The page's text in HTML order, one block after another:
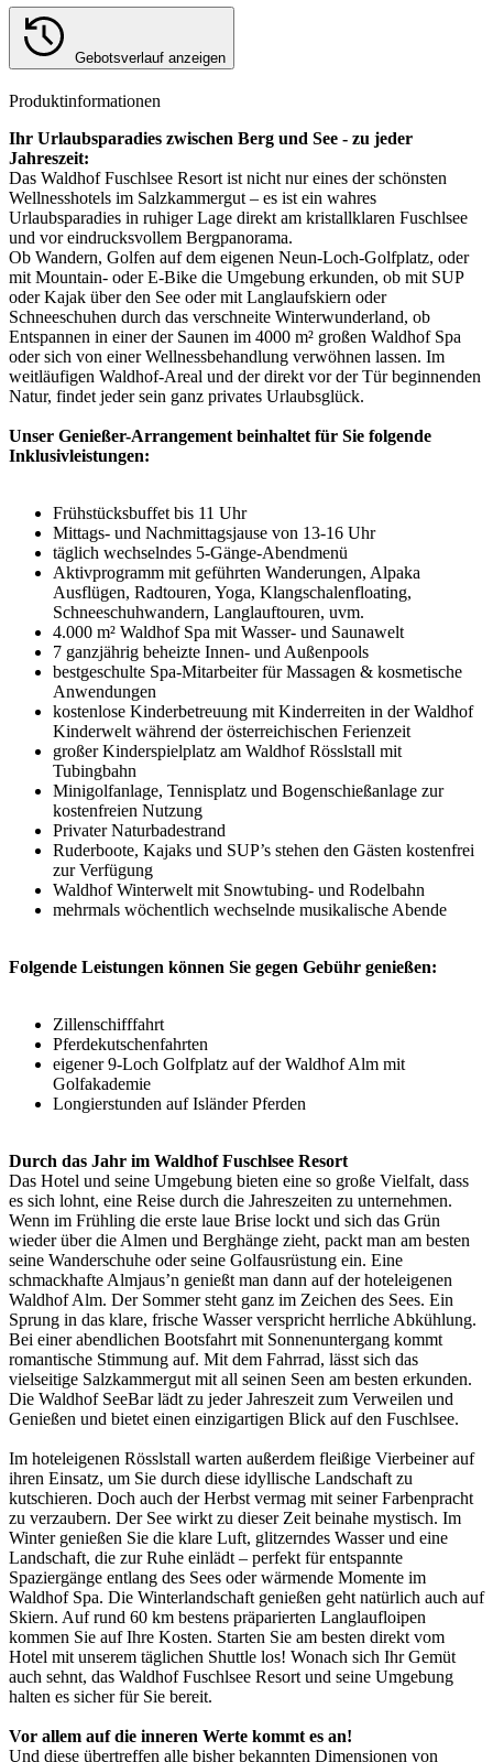
Gebotsverlauf anzeigen
Produktinformationen
Ihr Urlaubsparadies zwischen Berg und See - zu jeder
Jahreszeit:
Das Waldhof Fuschlsee Resort ist nicht nur eines der schönsten
Wellnesshotels im Salzkammergut – es ist ein wahres
Urlaubsparadies in ruhiger Lage direkt am kristallklaren Fuschlsee
und vor eindrucksvollem Bergpanorama.
Ob Wandern, Golfen auf dem eigenen Neun-Loch-Golfplatz, oder
mit Mountain- oder E-Bike die Umgebung erkunden, ob mit SUP
oder Kajak über den See oder mit Langlaufskiern oder
Schneeschuhen durch das verschneite Winterwunderland, ob
Entspannen in einer der Saunen im 4000 m² großen Waldhof Spa
oder sich von einer Wellnessbehandlung verwöhnen lassen. Im
weitläufigen Waldhof-Areal und der direkt vor der Tür beginnenden
Natur, findet jeder sein ganz privates Urlaubsglück.
Unser Genießer-Arrangement beinhaltet für Sie folgende
Inklusivleistungen:
Frühstücksbuffet bis 11 Uhr
Mittags- und Nachmittagsjause von 13-16 Uhr
täglich wechselndes 5-Gänge-Abendmenü
Aktivprogramm mit geführten Wanderungen, Alpaka
Ausflügen, Radtouren, Yoga, Klangschalenfloating,
Schneeschuhwandern, Langlauftouren, uvm.
4.000 m² Waldhof Spa mit Wasser- und Saunawelt
7 ganzjährig beheizte Innen- und Außenpools
bestgeschulte Spa-Mitarbeiter für Massagen & kosmetische
Anwendungen
kostenlose Kinderbetreuung mit Kinderreiten in der Waldhof
Kinderwelt während der österreichischen Ferienzeit
großer Kinderspielplatz am Waldhof Rösslstall mit
Tubingbahn
Minigolfanlage, Tennisplatz und Bogenschießanlage zur
kostenfreien Nutzung
Privater Naturbadestrand
Ruderboote, Kajaks und SUP’s stehen den Gästen kostenfrei
zur Verfügung
Waldhof Winterwelt mit Snowtubing- und Rodelbahn
mehrmals wöchentlich wechselnde musikalische Abende
Folgende Leistungen können Sie gegen Gebühr genießen:
Zillenschifffahrt
Pferdekutschenfahrten
eigener 9-Loch Golfplatz auf der Waldhof Alm mit
Golfakademie
Longierstunden auf Isländer Pferden
Durch das Jahr im Waldhof Fuschlsee Resort
Das Hotel und seine Umgebung bieten eine so große Vielfalt, dass
es sich lohnt, eine Reise durch die Jahreszeiten zu unternehmen.
Wenn im Frühling die erste laue Brise lockt und sich das Grün
wieder über die Almen und Berghänge zieht, packt man am besten
seine Wanderschuhe oder seine Golfausrüstung ein. Eine
schmackhafte Almjaus’n genießt man dann auf der hoteleigenen
Waldhof Alm. Der Sommer steht ganz im Zeichen des Sees. Ein
Sprung in das klare, frische Wasser verspricht herrliche Abkühlung.
Bei einer abendlichen Bootsfahrt mit Sonnenuntergang kommt
romantische Stimmung auf. Mit dem Fahrrad, lässt sich das
vielseitige Salzkammergut mit all seinen Seen am besten erkunden.
Die Waldhof SeeBar lädt zu jeder Jahreszeit zum Verweilen und
Genießen und bietet einen einzigartigen Blick auf den Fuschlsee.
Im hoteleigenen Rösslstall warten außerdem fleißige Vierbeiner auf
ihren Einsatz, um Sie durch diese idyllische Landschaft zu
kutschieren. Doch auch der Herbst vermag mit seiner Farbenpracht
zu verzaubern. Der See wirkt zu dieser Zeit beinahe mystisch. Im
Winter genießen Sie die klare Luft, glitzerndes Wasser und eine
Landschaft, die zur Ruhe einlädt – perfekt für entspannte
Spaziergänge entlang des Sees oder wärmende Momente im
Waldhof Spa. Die Winterlandschaft genießen geht natürlich auch auf
Skiern. Auf rund 60 km bestens präparierten Langlaufloipen
kommen Sie auf Ihre Kosten. Starten Sie am besten direkt vom
Hotel mit unserem täglichen Shuttle los! Wonach sich Ihr Gemüt
auch sehnt, das Waldhof Fuschlsee Resort und seine Umgebung
halten es sicher für Sie bereit.
Vor allem auf die inneren Werte kommt es an!
Und diese übertreffen alle bisher bekannten Dimensionen von